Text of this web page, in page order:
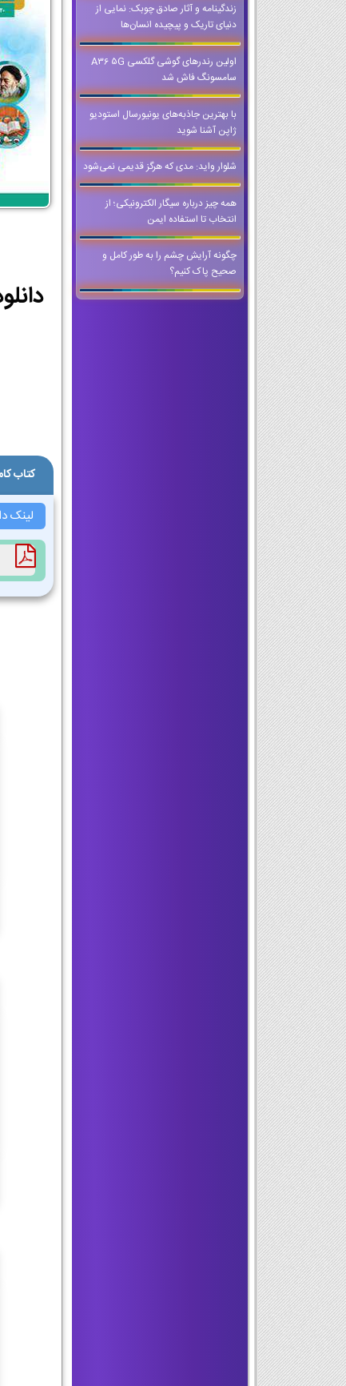
زندگینامه و آثار صادق چوبک: نمایی از
دنیای تاریک و پیچیده انسان‌ها
اولین رندرهای گوشی گلکسی A36 5G
سامسونگ فاش شد
با بهترین جاذبه‌های یونیورسال استودیو
ژاپن آشنا شوید
شلوار واید: مدی که هرگز قدیمی نمی‌شود
همه چیز درباره سیگار الکترونیکی؛ از
انتخاب تا استفاده ایمن
چگونه آرایش چشم را به طور کامل و
صحیح پاک کنیم؟
کتاب
لینک